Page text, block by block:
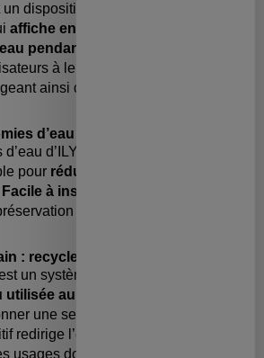
dispositif autonome en énergie,
affiche en temps réel la
pendant la douche
à leur consommation d’eau et
ainsi des comportements plus
d’eau : simplicité et efficacité
d’ILYA est une solution simple,
pourréduire sa consommation
Facile à installer
des ressources en eau au
: recycler l’eau simplement
un système ingénieux qui permet
utilisée au niveau de l’évier de
une seconde vie. Facile à
redirige l’eau usée (hors
usages domestiques secondaires